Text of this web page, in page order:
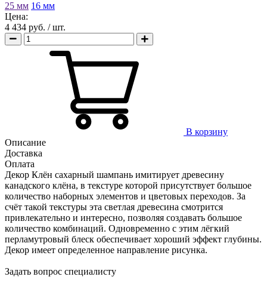
25 мм 16 мм
Цена:
4 434 руб. / шт.
В корзину
Описание
Доставка
Оплата
Декор Клён сахарный шампань имитирует древесину
канадского клёна, в текстуре которой присутствует большое
количество наборных элементов и цветовых переходов. За
счёт такой текстуры эта светлая древесина смотрится
привлекательно и интересно, позволяя создавать большое
количество комбинаций. Одновременно с этим лёгкий
перламутровый блеск обеспечивает хороший эффект глубины.
Декор имеет определенное направление рисунка.
Задать вопрос специалисту